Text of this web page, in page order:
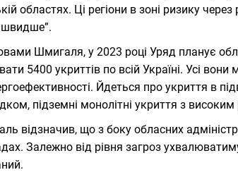
областях. Ці регіони в зоні ризику
Шмигаля, у 2023 році Уряд планує
5400 укриттів по всій Україні. Усі
Йдеться про укриття в
підземні монолітні укриття з високим
відзначив, що з боку обласних
Залежно від рівня загроз